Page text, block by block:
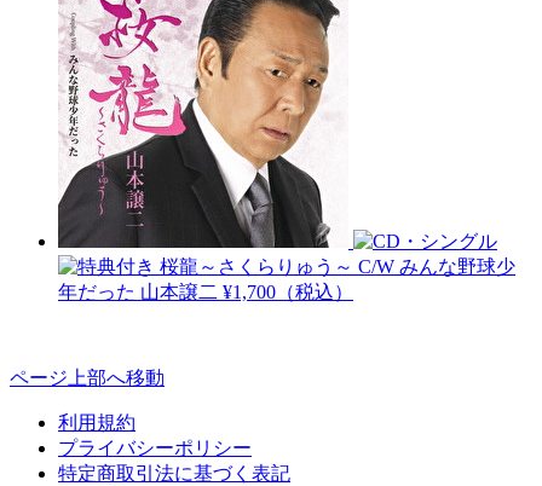
桜龍～さくらりゅう～ C/W みんな野球少
年だった 山本譲二 ¥1,700（税込）
ページ上部へ移動
利用規約
プライバシーポリシー
特定商取引法に基づく表記